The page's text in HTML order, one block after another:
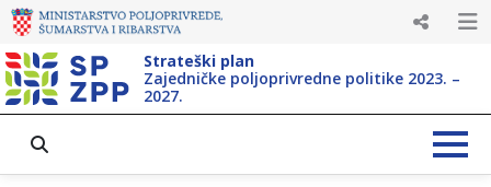
Strateški plan
Zajedničke poljoprivredne politike 2023. –
2027.